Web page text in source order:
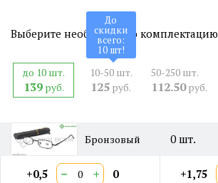
Длина заушника:130 мм
Ширина окуляра:45 мм
Ширина оправы:
128 мм
Ширина переносицы:20 мм
Страна происхождения:Китай
Артикул:RG8026
Двойная перекладина:
Выберите необходимую комплектацию
до 10 шт.
139руб.
10-50 шт.
125 руб.
До
скидки
всего:
10шт!
50-250 шт.
112.50руб.
Бронзовый 0шт.
+0,5 − + 0 +1,75